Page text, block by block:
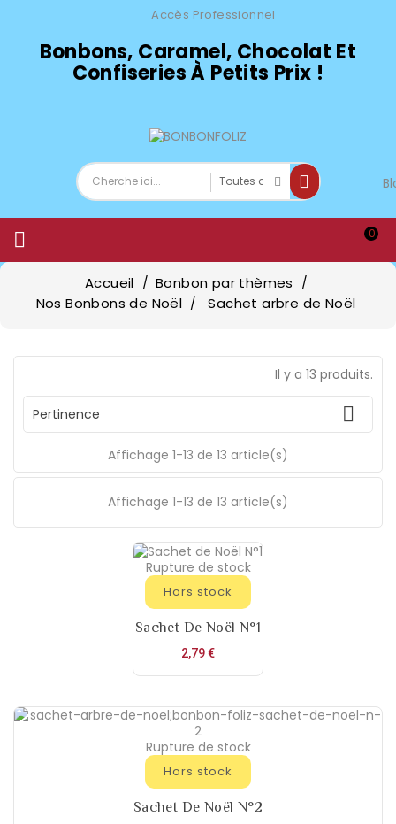
Accès Professionnel
Bonbons, Caramel, Chocolat Et
Confiseries À Petits Prix !
 0
Accueil
Bonbon par thèmes
Nos Bonbons de Noël
Sachet arbre de Noël
Il y a 13 produits.
Pertinence 
Affichage 1-13 de 13 article(s)
Affichage 1-13 de 13 article(s)
Rupture de stock
Hors stock
Sachet De Noël N°1
2,79 €Prix
Rupture de stock
Hors stock
Sachet De Noël N°2